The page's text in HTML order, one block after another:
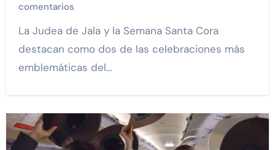
comentarios
La Judea de Jala y la Semana Santa Cora
destacan como dos de las celebraciones más
emblemáticas del…